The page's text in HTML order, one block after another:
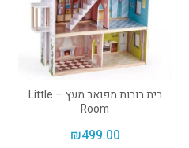
בית בובות מפואר מעץ – Little
Room
₪499.00